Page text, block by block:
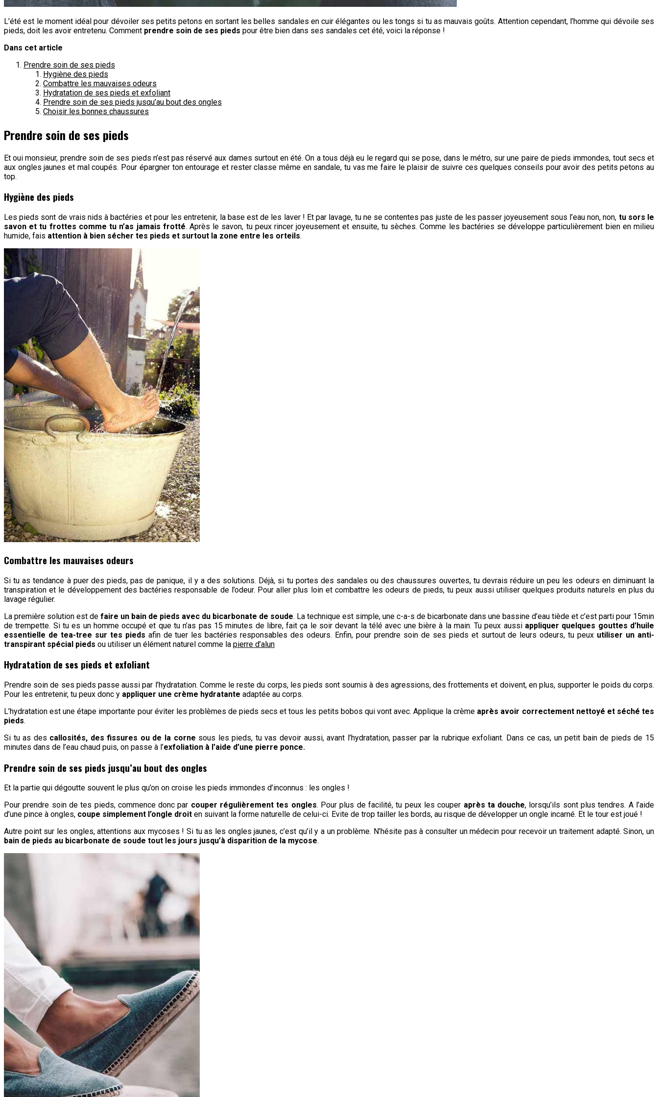
L’été est le moment idéal pour dévoiler ses petits petons en sortant les belles sandales en cuir élégantes ou les tongs si tu as mauvais goûts. Attention cependant, l’homme qui dévoile ses
pieds, doit les avoir entretenu. Comment prendre soin de ses pieds pour être bien dans ses sandales cet été, voici la réponse !
Dans cet article
Prendre soin de ses pieds
Hygiène des pieds
Combattre les mauvaises odeurs
Hydratation de ses pieds et exfoliant
Prendre soin de ses pieds jusqu’au bout des ongles
Choisir les bonnes chaussures
Prendre soin de ses pieds
Et oui monsieur, prendre soin de ses pieds n’est pas réservé aux dames surtout en été. On a tous déjà eu le regard qui se pose, dans le métro, sur une paire de pieds immondes, tout secs et
aux ongles jaunes et mal coupés. Pour épargner ton entourage et rester classe même en sandale, tu vas me faire le plaisir de suivre ces quelques conseils pour avoir des petits petons au
top.
Hygiène des pieds
Les pieds sont de vrais nids à bactéries et pour les entretenir, la base est de les laver ! Et par lavage, tu ne se contentes pas juste de les passer joyeusement sous l’eau non, non, tu sors le
savon et tu frottes comme tu n’as jamais frotté. Après le savon, tu peux rincer joyeusement et ensuite, tu sèches. Comme les bactéries se développe particulièrement bien en milieu
humide, fais attention à bien sécher tes pieds et surtout la zone entre les orteils.
Combattre les mauvaises odeurs
Si tu as tendance à puer des pieds, pas de panique, il y a des solutions. Déjà, si tu portes des sandales ou des chaussures ouvertes, tu devrais réduire un peu les odeurs en diminuant la
transpiration et le développement des bactéries responsable de l’odeur. Pour aller plus loin et combattre les odeurs de pieds, tu peux aussi utiliser quelques produits naturels en plus du
lavage régulier.
La première solution est de faire un bain de pieds avec du bicarbonate de soude. La technique est simple, une c-a-s de bicarbonate dans une bassine d’eau tiède et c’est parti pour 15min
de trempette. Si tu es un homme occupé et que tu n’as pas 15 minutes de libre, fait ça le soir devant la télé avec une bière à la main. Tu peux aussi appliquer quelques gouttes d’huile
essentielle de tea-tree sur tes pieds afin de tuer les bactéries responsables des odeurs. Enfin, pour prendre soin de ses pieds et surtout de leurs odeurs, tu peux utiliser un anti-
transpirant spécial pieds ou utiliser un élément naturel comme la pierre d’alun
Hydratation de ses pieds et exfoliant
Prendre soin de ses pieds passe aussi par l’hydratation. Comme le reste du corps, les pieds sont soumis à des agressions, des frottements et doivent, en plus, supporter le poids du corps.
Pour les entretenir, tu peux donc y appliquer une crème hydratante adaptée au corps.
L’hydratation est une étape importante pour éviter les problèmes de pieds secs et tous les petits bobos qui vont avec. Applique la crème après avoir correctement nettoyé et séché tes
pieds.
Si tu as des callosités, des fissures ou de la corne sous les pieds, tu vas devoir aussi, avant l’hydratation, passer par la rubrique exfoliant. Dans ce cas, un petit bain de pieds de 15
minutes dans de l’eau chaud puis, on passe à l’exfoliation à l’aide d’une pierre ponce.
Prendre soin de ses pieds jusqu’au bout des ongles
Et la partie qui dégoutte souvent le plus qu’on on croise les pieds immondes d’inconnus : les ongles !
Pour prendre soin de tes pieds, commence donc par couper régulièrement tes ongles. Pour plus de facilité, tu peux les couper après ta douche, lorsqu’ils sont plus tendres. A l’aide
d’une pince à ongles, coupe simplement l’ongle droit en suivant la forme naturelle de celui-ci. Evite de trop tailler les bords, au risque de développer un ongle incarné. Et le tour est joué !
Autre point sur les ongles, attentions aux mycoses ! Si tu as les ongles jaunes, c’est qu’il y a un problème. N’hésite pas à consulter un médecin pour recevoir un traitement adapté. Sinon, un
bain de pieds au bicarbonate de soude tout les jours jusqu’à disparition de la mycose.